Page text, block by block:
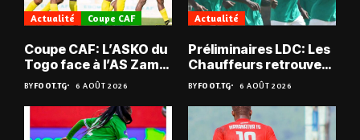
Actualité Coupe CAF
Coupe CAF: L’ASKO du
Togo face à l’AS Zam
du Niger
BYFOOT.TG 6 AOÛT 2026
Actualité
Préliminaires LDC: Les
Chauffeurs retrouvent
les Mimos
BYFOOT.TG 6 AOÛT 2026